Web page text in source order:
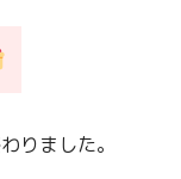
りました。